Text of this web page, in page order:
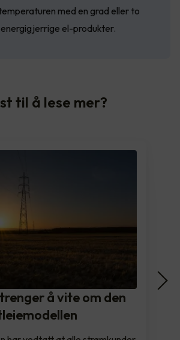
med en grad eller to
el-produkter.
til å lese mer?
å vite om den